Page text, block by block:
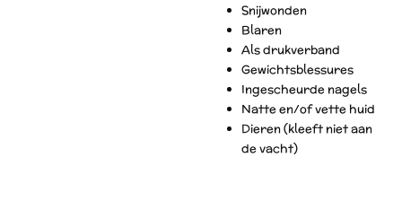
Snijwonden
Blaren
Als drukverband
Gewichtsblessures
Ingescheurde nagels
Natte en/of vette huid
Dieren (kleeft niet aan
de vacht)